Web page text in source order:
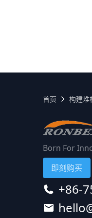
首页 构建堆
Born For
即刻购买
+86-